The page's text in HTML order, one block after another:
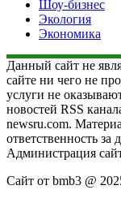
Шоу-бизнес
Экология
Экономика
Данный сайт не
сайте ни чего не
услуги не
новостей RSS
newsru.com.
ответственность
Администрация
Сайт от bmb3 @